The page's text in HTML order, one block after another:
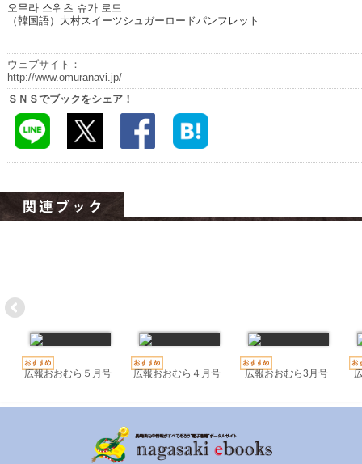
오무라 스위츠 슈가 로드
（韓国語）大村スイーツシュガーロードパンフレット
ウェブサイト：
http://www.omuranavi.jp/
ＳＮＳでブックをシェア！
広報おおむら５月号 広報おおむら４月号 広報おおむら3月号
長崎と天草地方の潜伏キリシタン
大学・専門学校ナビ
ハイスクールナビ
小・中学校ナビ
ながよebooks
はさみebooks
ながさき市ebooks
長崎MICE観光マップ